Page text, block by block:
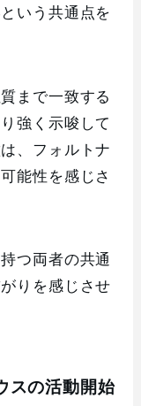
いう共通点を
まで一致する
強く示唆して
、フォルトナ
能性を感じさ
つ両者の共通
りを感じさせ
スの活動開始